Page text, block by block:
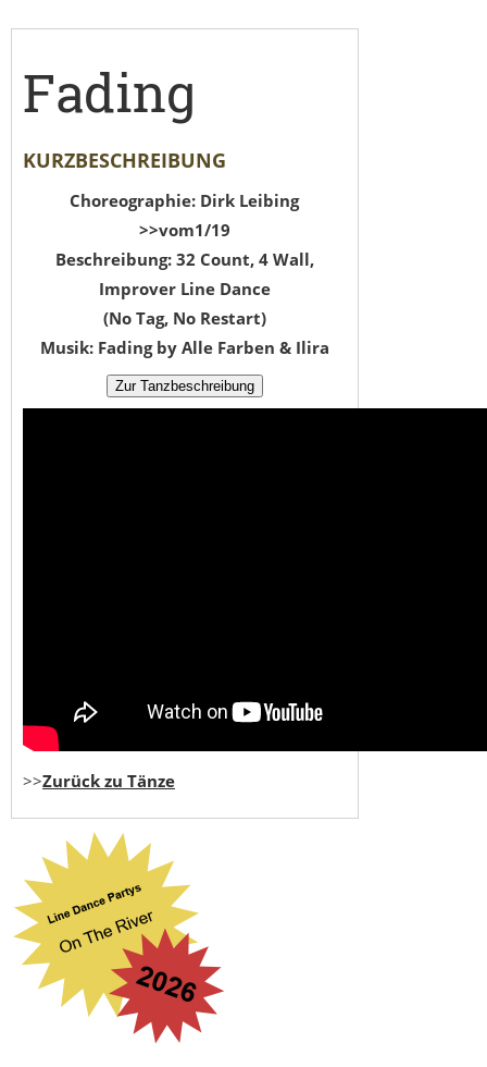
Fading
KURZBESCHREIBUNG
Choreographie: Dirk Leibing
>>vom1/19
Beschreibung: 32 Count, 4 Wall,
Improver Line Dance
(No Tag, No Restart)
Musik: Fading by Alle Farben & Ilira
>>Zurück zu Tänze